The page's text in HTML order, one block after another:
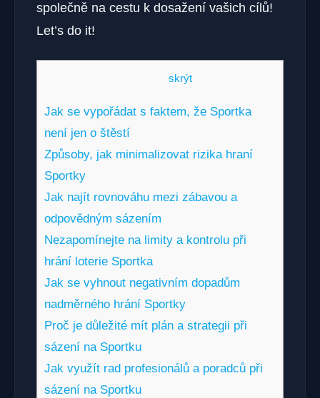
společně na cestu k dosažení vašich cílů!
Let’s do it!
skrýt]
Jak se vypořádat s faktem, že Sportka
není jen o štěstí
Způsoby, jak minimalizovat rizika hraní
Sportky
Jak najít rovnováhu mezi zábavou a
odpovědným sázením
Nezapomínejte na limity a kontrolu při
hrání loterie Sportka
Jak se vyhnout negativním dopadům
nadměrného hrání Sportky
Proč je důležité mít plán a strategii při
sázení na Sportku
Jak využít rad profesionálů a poradců při
sázení na Sportku